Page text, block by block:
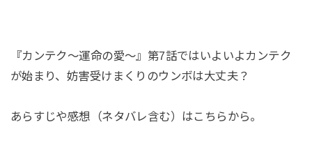
『カンテク～運命の愛～』第7話ではいよいよカンテク
が始まり、妨害受けまくりのウンボは大丈夫？
あらすじや感想（ネタバレ含む）はこちらから。